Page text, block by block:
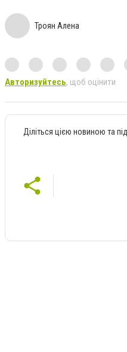
Троян Алена
Авторизуйтесь, щоб оцінити
Діліться цією новиною та